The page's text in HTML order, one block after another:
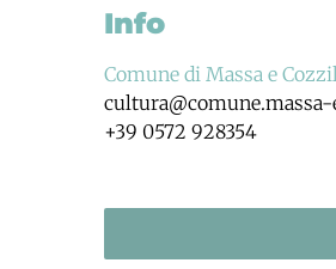
Info
Comune di Massa e
+39 0572 928354